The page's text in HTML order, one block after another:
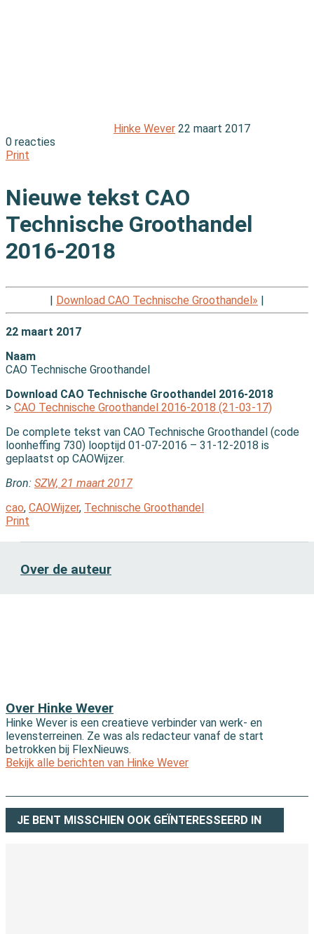
Hinke Wever 22 maart 2017
0 reacties
Print
Nieuwe tekst CAO
Technische Groothandel
2016-2018
Download CAO Technische Groothandel»
22 maart 2017
Naam
CAO Technische Groothandel
Download CAO Technische Groothandel 2016-2018
> CAO Technische Groothandel 2016-2018 (21-03-17)
De complete tekst van CAO Technische Groothandel (code
loonheffing 730) looptijd 01-07-2016 – 31-12-2018 is
geplaatst op CAOWijzer.
Bron: SZW, 21 maart 2017
cao, CAOWijzer, Technische Groothandel
Print
Over de auteur
Over Hinke Wever
Hinke Wever is een creatieve verbinder van werk- en
levensterreinen. Ze was als redacteur vanaf de start
betrokken bij FlexNieuws.
Bekijk alle berichten van Hinke Wever
JE BENT MISSCHIEN OOK GEÏNTERESSEERD IN